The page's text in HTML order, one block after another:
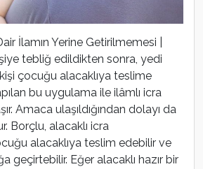
İlamın Yerine Getirilmemesi |
tebliğ edildikten sonra, yedi
çocuğu alacaklıya teslime
bu uygulama ile ilâmlı icra
Amaca ulaşıldığından dolayı da
Borçlu, alacaklı icra
alacaklıya teslim edebilir ve
geçirtebilir. Eğer alacaklı hazır bir